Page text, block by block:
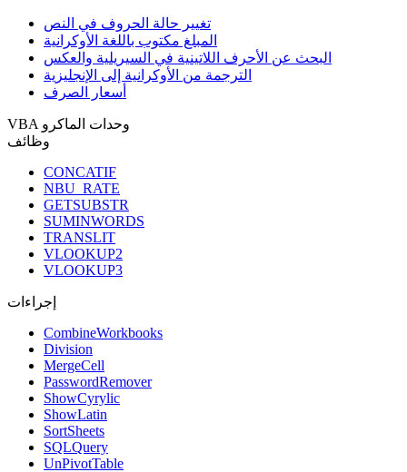
تغيير حالة الحروف في النص
المبلغ مكتوب باللغة الأوكرانية
البحث عن الأحرف اللاتينية في السيريلية والعكس
الترجمة من الأوكرانية إلى الإنجليزية
أسعار الصرف
VBA وحدات الماكرو
وظائف
CONCATIF
NBU_RATE
GETSUBSTR
SUMINWORDS
TRANSLIT
VLOOKUP2
VLOOKUP3
إجراءات
CombineWorkbooks
Division
MergeCell
PasswordRemover
ShowCyrylic
ShowLatin
SortSheets
SQLQuery
UnPivotTable